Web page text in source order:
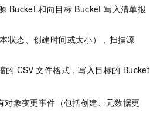
Bucket 和向目标 Bucket 写入清单报
状态、创建时间或大小），扫描源
的 CSV 文件格式，写入目标的 Bucket
象变更事件（包括创建、元数据更
通过自然语言交互简化开发流程,全栈开发支持